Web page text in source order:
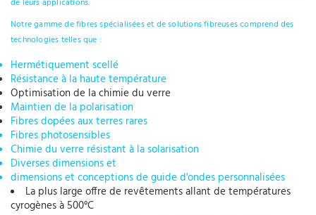
Notre gamme de fibres spécialisées et de solutions fibreuses comprend des
technologies telles que :
Hermétiquement scellé
Résistance à la haute température
Optimisation de la chimie du verre
Maintien de la polarisation
Fibres dopées aux terres rares
Fibres photosensibles
Chimie du verre résistant à la solarisation
Diverses dimensions et
dimensions et conceptions de guide d'ondes personnalisées
La plus large offre de revêtements allant de températures
cyrogènes à 500°C